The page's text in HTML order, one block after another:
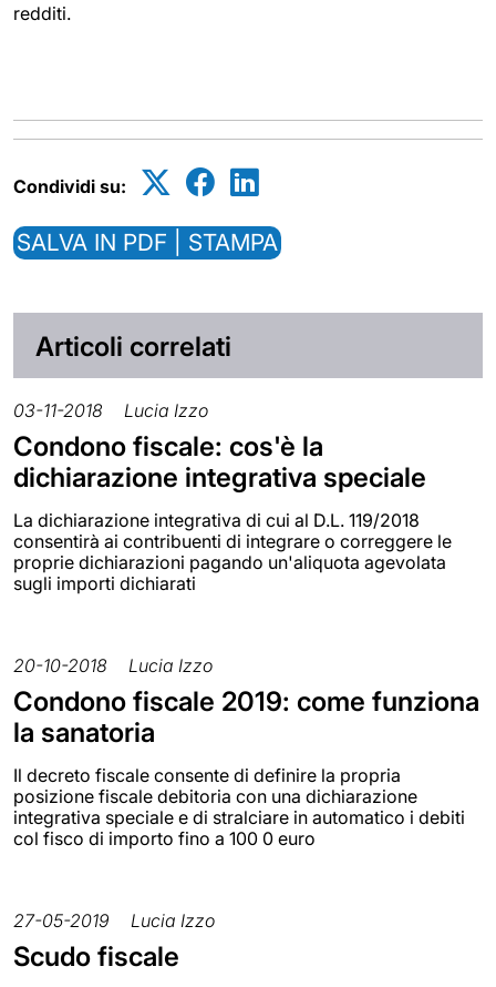
redditi.
Condividi su:
SALVA IN PDF | STAMPA
Articoli correlati
03-11-2018 Lucia Izzo
Condono fiscale: cos'è la
dichiarazione integrativa speciale
La dichiarazione integrativa di cui al D.L. 119/2018
consentirà ai contribuenti di integrare o correggere le
proprie dichiarazioni pagando un'aliquota agevolata
sugli importi dichiarati
20-10-2018 Lucia Izzo
Condono fiscale 2019: come funziona
la sanatoria
Il decreto fiscale consente di definire la propria
posizione fiscale debitoria con una dichiarazione
integrativa speciale e di stralciare in automatico i debiti
col fisco di importo fino a 100 0 euro
27-05-2019 Lucia Izzo
Scudo fiscale